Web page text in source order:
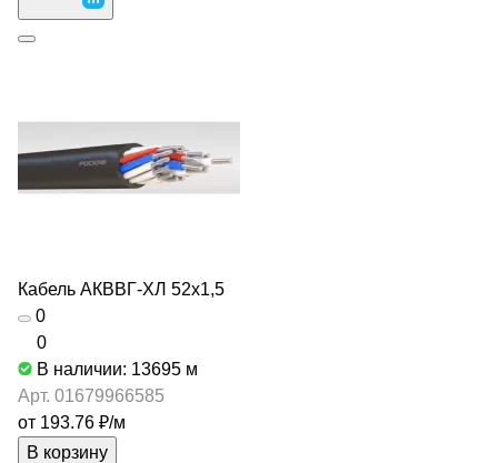
Кабель АКВВГ-ХЛ 52х1,5
0
0
В наличии: 13695 м
Арт. 01679966585
от 193.76 ₽/м
В корзину